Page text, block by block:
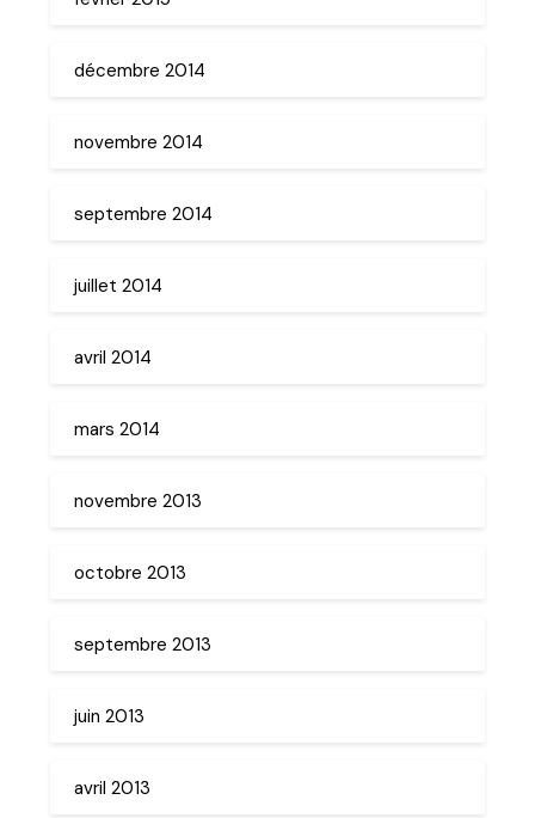
décembre 2014
novembre 2014
septembre 2014
juillet 2014
avril 2014
mars 2014
novembre 2013
octobre 2013
septembre 2013
juin 2013
avril 2013